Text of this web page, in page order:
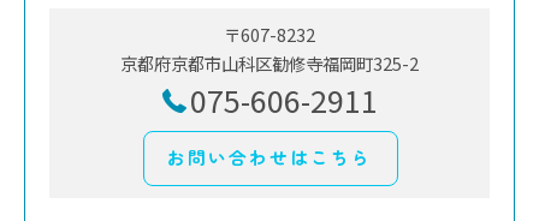
〒607-8232
京都府京都市山科区勧修寺福岡町325-2
075-606-2911
お問い合わせはこちら